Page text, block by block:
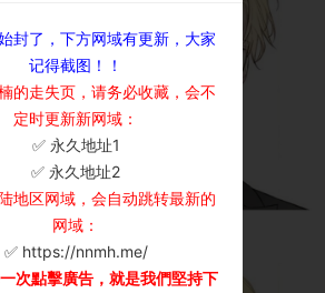
封了，下方网域有更新，大家
记得截图！！
的走失页，请务必收藏，会不
定时更新新网域：
✅ 永久地址1
✅ 永久地址2
地区网域，会自动跳转最新的
网域：
✅ https://nnmh.me/
次點擊廣告，就是我們堅持下